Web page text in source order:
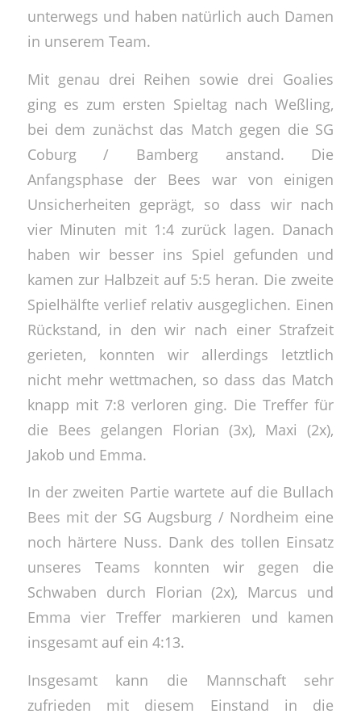
unterwegs und haben natürlich auch Damen
in unserem Team.
Mit genau drei Reihen sowie drei Goalies
ging es zum ersten Spieltag nach Weßling,
bei dem zunächst das Match gegen die SG
Coburg / Bamberg anstand. Die
Anfangsphase der Bees war von einigen
Unsicherheiten geprägt, so dass wir nach
vier Minuten mit 1:4 zurück lagen. Danach
haben wir besser ins Spiel gefunden und
kamen zur Halbzeit auf 5:5 heran. Die zweite
Spielhälfte verlief relativ ausgeglichen. Einen
Rückstand, in den wir nach einer Strafzeit
gerieten, konnten wir allerdings letztlich
nicht mehr wettmachen, so dass das Match
knapp mit 7:8 verloren ging. Die Treffer für
die Bees gelangen Florian (3x), Maxi (2x),
Jakob und Emma.
In der zweiten Partie wartete auf die Bullach
Bees mit der SG Augsburg / Nordheim eine
noch härtere Nuss. Dank des tollen Einsatz
unseres Teams konnten wir gegen die
Schwaben durch Florian (2x), Marcus und
Emma vier Treffer markieren und kamen
insgesamt auf ein 4:13.
Insgesamt kann die Mannschaft sehr
zufrieden mit diesem Einstand in die